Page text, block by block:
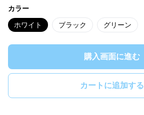
カラー
ホワイト ブラック グリーン
購入画面に進む
カートに追加する